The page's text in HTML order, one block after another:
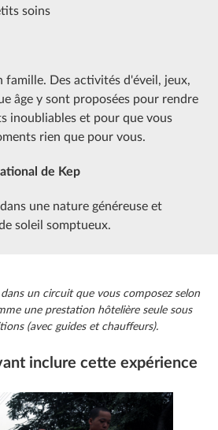
soins
famille. Des activités d'éveil, jeux,
âge y sont proposées pour rendre
inoubliables et pour que vous
rien que pour vous.
de Kep
une nature généreuse et
soleil somptueux.
un circuit que vous composez selon
une prestation hôtelière seule sous
(avec guides et chauffeurs).
inclure cette expérience